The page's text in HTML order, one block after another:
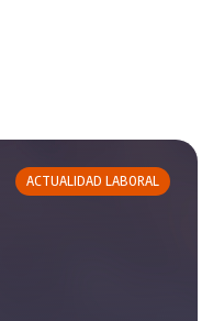
ACTUALIDAD LABORAL